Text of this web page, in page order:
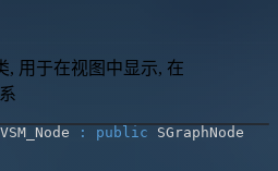
, 用于在视图中显示, 在
: public